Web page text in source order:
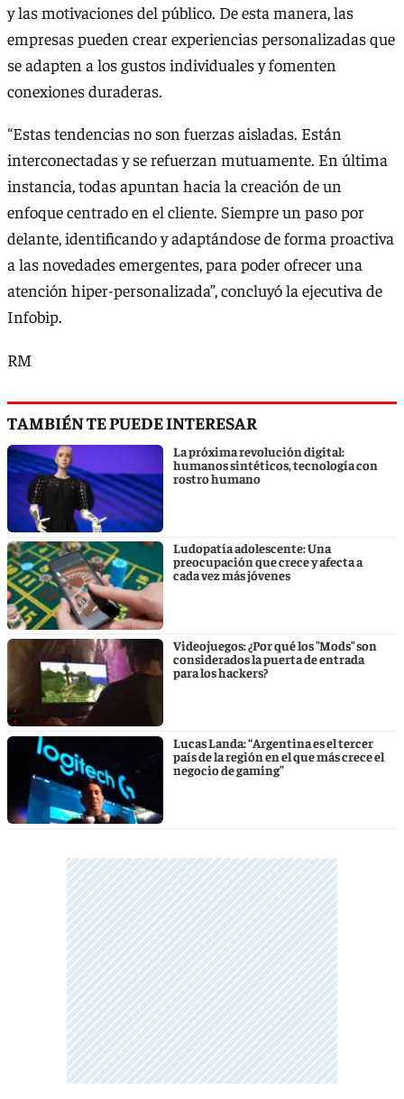
y las motivaciones del público. De esta manera, las
empresas pueden crear experiencias personalizadas que
se adapten a los gustos individuales y fomenten
conexiones duraderas.
“Estas tendencias no son fuerzas aisladas. Están
interconectadas y se refuerzan mutuamente. En última
instancia, todas apuntan hacia la creación de un
enfoque centrado en el cliente. Siempre un paso por
delante, identificando y adaptándose de forma proactiva
a las novedades emergentes, para poder ofrecer una
atención hiper-personalizada”, concluyó la ejecutiva de
Infobip.
RM
TAMBIÉN TE PUEDE INTERESAR
La próxima revolución digital:
humanos sintéticos, tecnología con
rostro humano
Ludopatía adolescente: Una
preocupación que crece y afecta a
cada vez más jóvenes
Videojuegos: ¿Por qué los "Mods" son
considerados la puerta de entrada
para los hackers?
Lucas Landa: “Argentina es el tercer
país de la región en el que más crece el
negocio de gaming”